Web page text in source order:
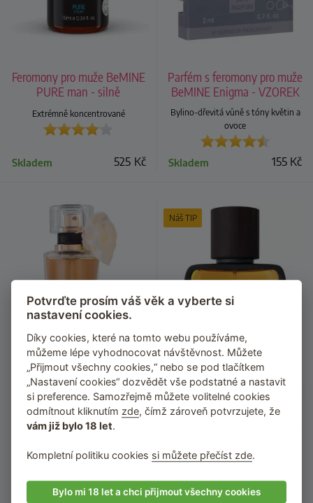
Feromony pro muže BeMINE
PURE man - silně
koncentrované
Extrémně koncentrované
525 Kč
Skladem
Parfém s feromony pro muže
BeMINE Enigma - VZOREK
Bylino-dřevitá vůně s tóny květin a
ovoce
155 Kč
Skladem
Parfém s feromony pro ženy
Náš TIP
Dřevitá a kouřová vůně s ovocně-
vydrží
Potvrďte prosím váš věk a vyberte si
nastavení cookies.
Díky cookies, které na tomto webu používáme,
můžeme lépe vyhodnocovat návštěvnost. Můžete
„Přijmout všechny cookies,“ nebo se pod tlačítkem
„Nastavení cookies“ dozvědět vše podstatné a nastavit
si preference. Samozřejmě můžete volitelné cookies
odmítnout kliknutím zde, čímž zároveň potvrzujete, že
vám již bylo 18 let.
Kompletní politiku cookies si můžete přečíst zde.
Bylo mi 18 let a chci přijmout všechny cookies